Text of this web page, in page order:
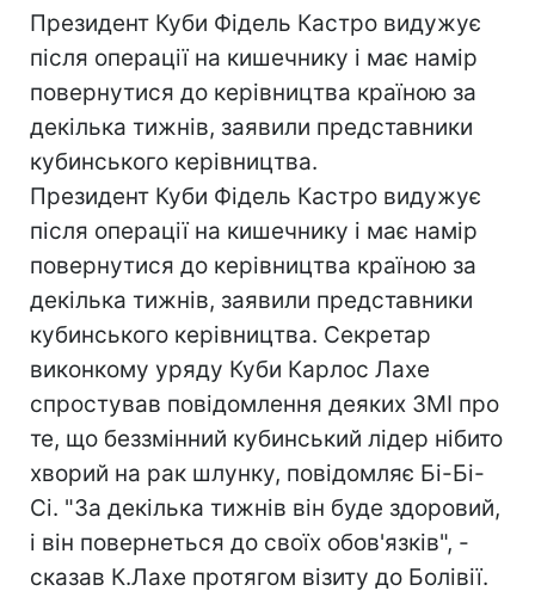
Президент Куби Фідель Кастро видужує
після операції на кишечнику і має намір
повернутися до керівництва країною за
декілька тижнів, заявили представники
кубинського керівництва.
Президент Куби Фідель Кастро видужує
після операції на кишечнику і має намір
повернутися до керівництва країною за
декілька тижнів, заявили представники
кубинського керівництва. Секретар
виконкому уряду Куби Карлос Лахе
спростував повідомлення деяких ЗМІ про
те, що беззмінний кубинський лідер нібито
хворий на рак шлунку, повідомляє Бі-Бі-
Сі. "За декілька тижнів він буде здоровий,
і він повернеться до своїх обов'язків", -
сказав К.Лахе протягом візиту до Болівії.